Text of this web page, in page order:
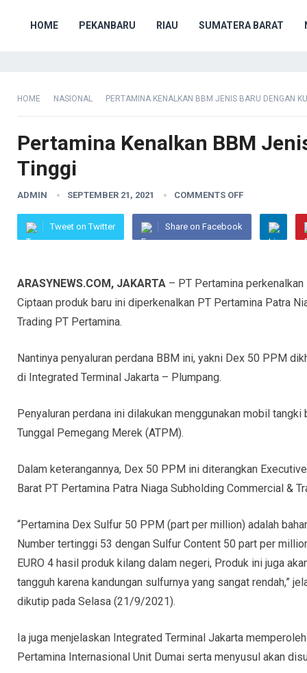
HOME PEKANBARU RIAU SUMATERA BARAT
HOME NASIONAL PERTAMINA KENALKAN BBM JENIS BARU DENGAN
Pertamina Kenalkan BBM
Tinggi
ADMIN SEPTEMBER 21, 2021 COMMENTS OFF
Tweet on Twitter Share on Facebook
ARASYNEWS.COM, JAKARTA – PT Pertamina
Ciptaan produk baru ini diperkenalkan PT Pertamina Patra
Trading PT Pertamina.
Nantinya penyaluran perdana BBM ini, yakni Dex 50 PPM
di Integrated Terminal Jakarta – Plumpang.
Penyaluran perdana ini dilakukan menggunakan mobil
Tunggal Pemegang Merek (ATPM).
Dalam keterangannya, Dex 50 PPM ini diterangkan
Barat PT Pertamina Patra Niaga Subholding Commercial &
“Pertamina Dex Sulfur 50 PPM (part per million) adalah
Number tertinggi 53 dengan Sulfur Content 50 part per
EURO 4 hasil produk kilang dalam negeri, Produk ini juga
tangguh karena kandungan sulfurnya yang sangat rendah,”
dikutip pada Selasa (21/9/2021).
Ia juga menjelaskan Integrated Terminal Jakarta
Pertamina Internasional Unit Dumai serta menyusul akan